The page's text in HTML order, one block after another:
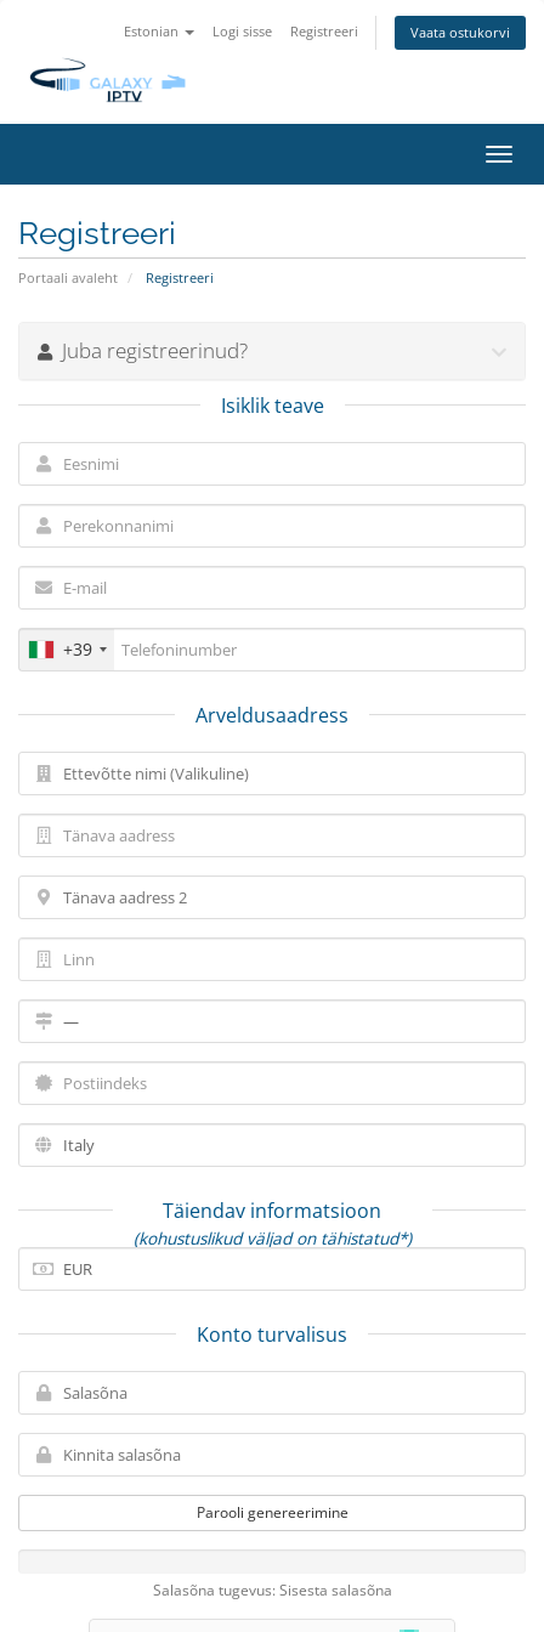
Estonian Logi sisse Registreeri Vaata ostukorvi
Registreeri
Portaali avaleht Registreeri
Juba registreerinud?
Isiklik teave
+39
Arveldusaadress
Täiendav informatsioon
(kohustuslikud väljad on tähistatud*)
Konto turvalisus
Parooli genereerimine
Salasõna tugevus: Sisesta salasõna